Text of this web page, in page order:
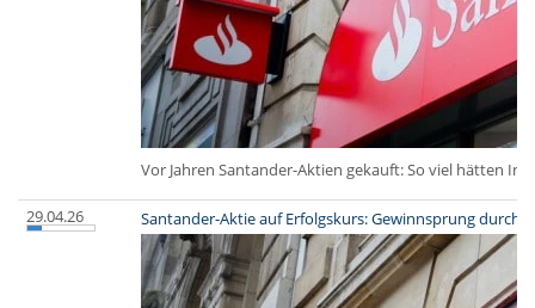
Vor Jahren Santander-Aktien gekauft: So viel hätten
29.04.26 Santander-Aktie auf Erfolgskurs: Gewinnsprung durch